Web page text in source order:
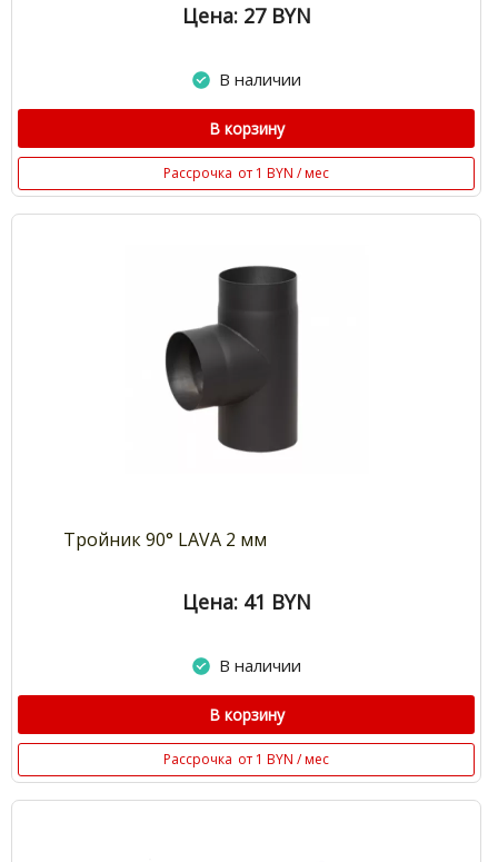
Цена: 27 BYN
В наличии
В корзину
Рассрочка от 1 BYN / мес
Тройник 90° LAVA 2 мм
Цена: 41 BYN
В наличии
В корзину
Рассрочка от 1 BYN / мес